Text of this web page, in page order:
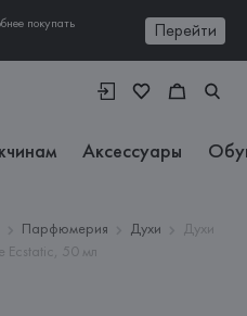
покупать
Перейти
Аксессуары
Парфюмерия Духи
Духи
Ecstatic, 50 мл